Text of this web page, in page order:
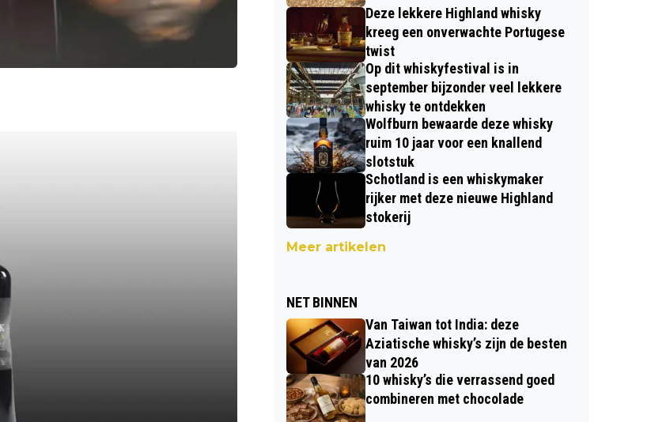
Deze lekkere Highland whisky
kreeg een onverwachte Portugese
twist
Op dit whiskyfestival is in
september bijzonder veel lekkere
whisky te ontdekken
Wolfburn bewaarde deze whisky
ruim 10 jaar voor een knallend
slotstuk
Schotland is een whiskymaker
rijker met deze nieuwe Highland
stokerij
Meer artikelen
NET BINNEN
Van Taiwan tot India: deze
Aziatische whisky’s zijn de besten
van 2026
10 whisky’s die verrassend goed
combineren met chocolade